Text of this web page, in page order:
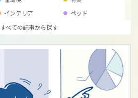
インテリア
ペット
すべての記事から探す